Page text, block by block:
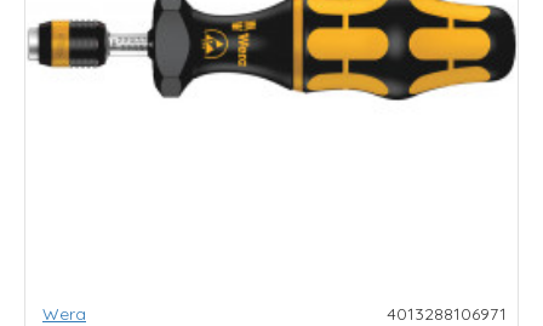
Wera 4013288106971